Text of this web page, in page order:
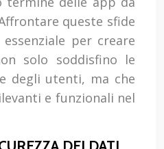
queste sfide
per creare
solo soddisfino le
degli utenti, ma che
e funzionali nel